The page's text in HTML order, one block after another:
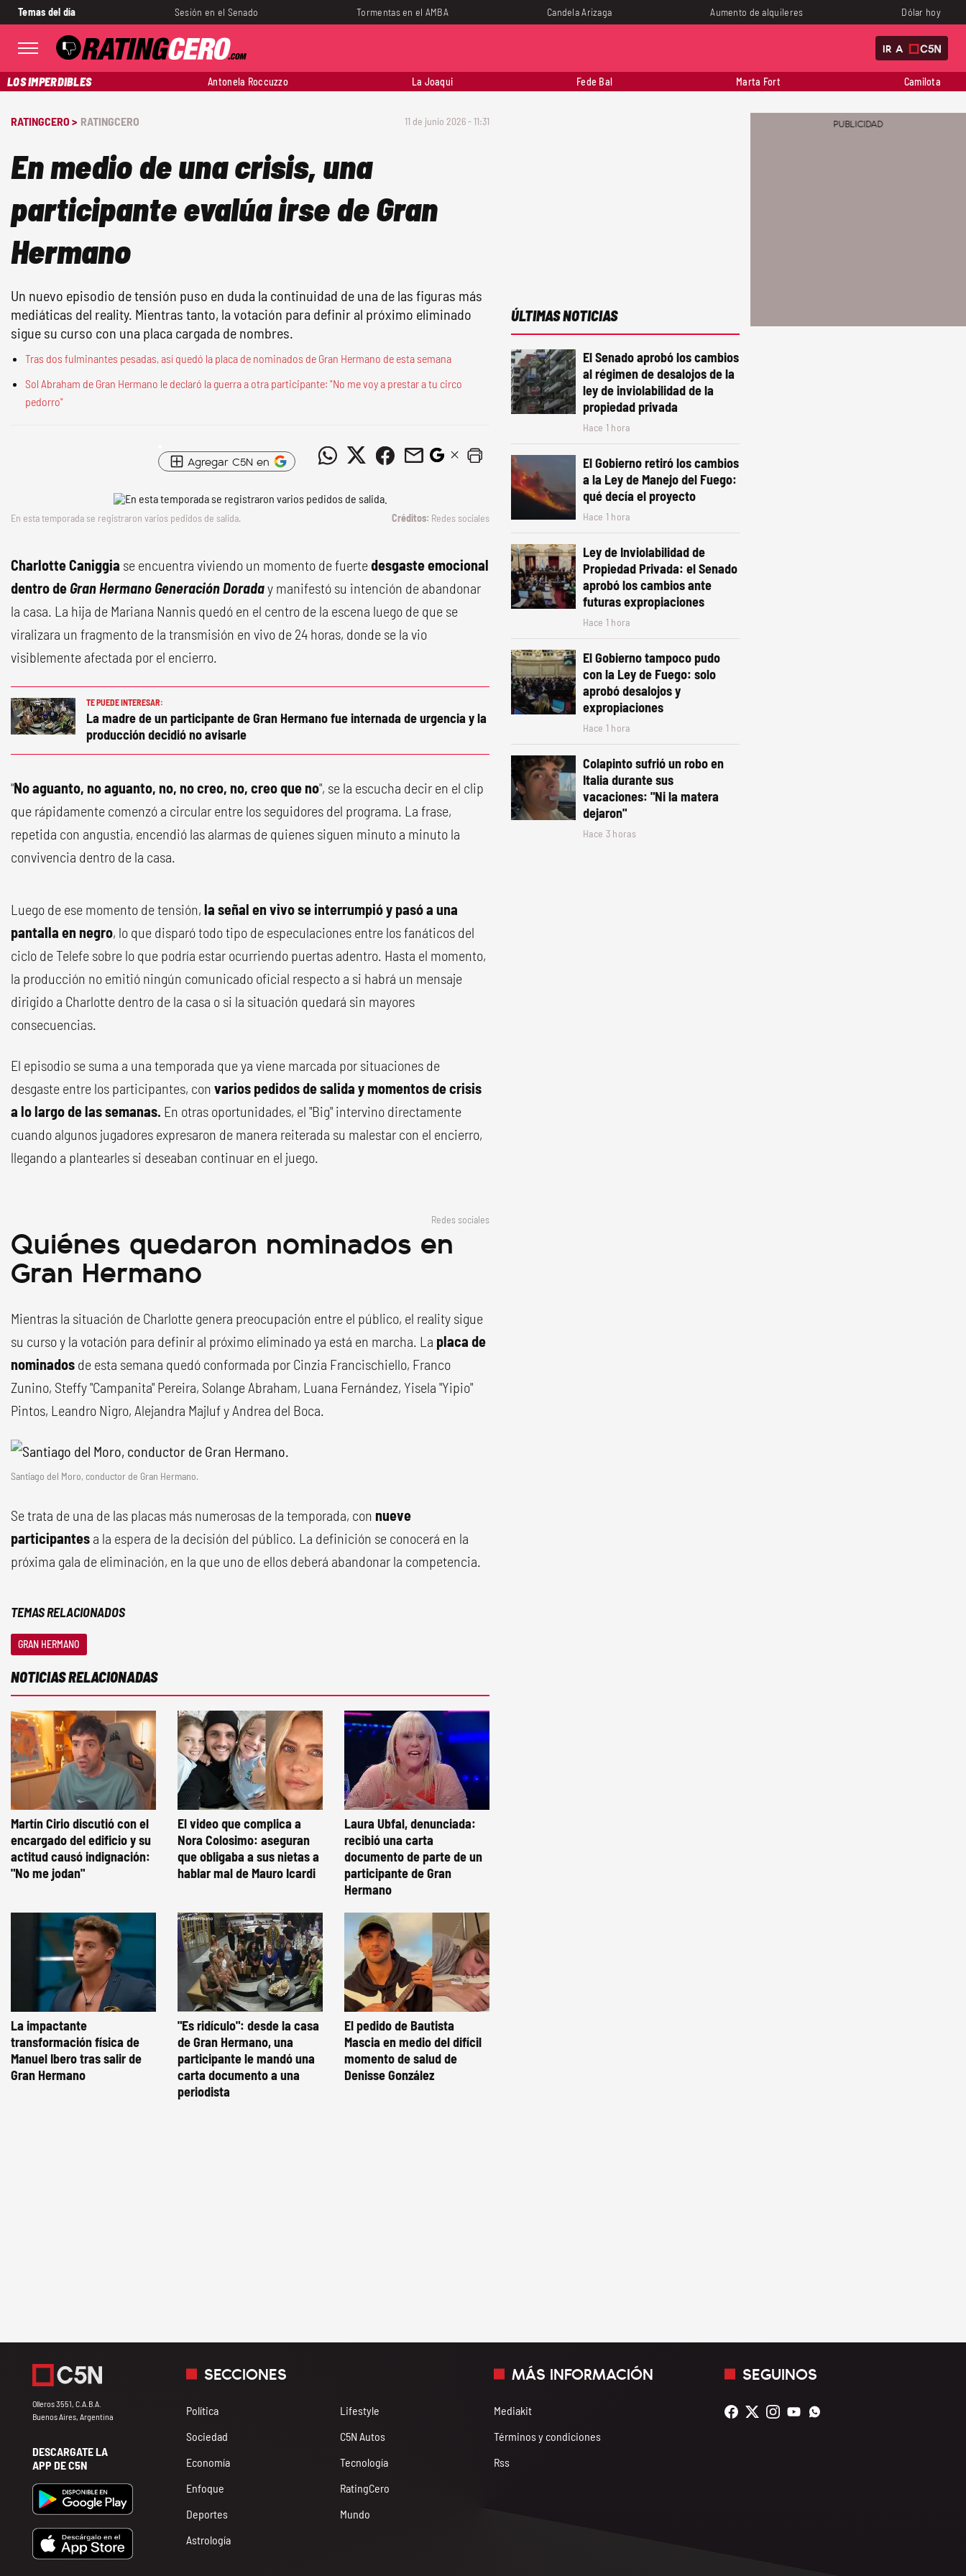
Temas del día Sesión en el Senado Tormentas en el AMBA Candela Arizaga Aumento de alquileres Dólar hoy
IR A
LOS IMPERDIBLES Antonela Roccuzzo La Joaqui Fede Bal Marta Fort Camilota
RATINGCERO > RATINGCERO 11 de junio 2026 - 11:31
En medio de una crisis, una
participante evalúa irse de Gran
Hermano
Un nuevo episodio de tensión puso en duda la continuidad de una de las figuras más
mediáticas del reality. Mientras tanto, la votación para definir al próximo eliminado
sigue su curso con una placa cargada de nombres.
Tras dos fulminantes pesadas, así quedó la placa de nominados de Gran Hermano de esta semana
Sol Abraham de Gran Hermano le declaró la guerra a otra participante: "No me voy a prestar a tu circo
pedorro"
Agregar C5N en
En esta temporada se registraron varios pedidos de salida. Redes sociales
Charlotte Caniggia se encuentra viviendo un momento de fuertedesgaste emocional
dentro de Gran Hermano Generación Doraday manifestó su intención de abandonar
la casa. La hija de Mariana Nannis quedó en el centro de la escena luego de que se
viralizara un fragmento de la transmisión en vivo de 24 horas, donde se la vio
visiblemente afectada por el encierro.
TE PUEDE INTERESAR:
La madre de un participante de Gran Hermano fue internada de urgencia y la
producción decidió no avisarle
"No aguanto, no aguanto, no, no creo, no, creo que no", se la escucha decir en el clip
que rápidamente comenzó a circular entre los seguidores del programa. La frase,
repetida con angustia, encendió las alarmas de quienes siguen minuto a minuto la
convivencia dentro de la casa.
Luego de ese momento de tensión, la señal en vivo se interrumpió y pasó a una
pantalla en negro, lo que disparó todo tipo de especulaciones entre los fanáticos del
ciclo de Telefe sobre lo que podría estar ocurriendo puertas adentro. Hasta el momento,
la producción no emitió ningún comunicado oficial respecto a si habrá un mensaje
dirigido a Charlotte dentro de la casa o si la situación quedará sin mayores
consecuencias.
El episodio se suma a una temporada que ya viene marcada por situaciones de
desgaste entre los participantes, con varios pedidos de salida y momentos de crisis
a lo largo de las semanas. En otras oportunidades, el "Big" intervino directamente
cuando algunos jugadores expresaron de manera reiterada su malestar con el encierro,
llegando a plantearles si deseaban continuar en el juego.
Redes sociales
Quiénes quedaron nominados en
Gran Hermano
Mientras la situación de Charlotte genera preocupación entre el público, el reality sigue
su curso y la votación para definir al próximo eliminado ya está en marcha. La placa de
nominados de esta semana quedó conformada por Cinzia Francischiello, Franco
Zunino, Steffy "Campanita" Pereira, Solange Abraham, Luana Fernández, Yisela "Yipio"
Pintos, Leandro Nigro, Alejandra Majluf y Andrea del Boca.
Santiago del Moro, conductor de Gran Hermano.
Se trata de una de las placas más numerosas de la temporada, con nueve
participantes a la espera de la decisión del público. La definición se conocerá en la
próxima gala de eliminación, en la que uno de ellos deberá abandonar la competencia.
TEMAS RELACIONADOS
GRAN HERMANO
NOTICIAS RELACIONADAS
Martín Cirio discutió con el
encargado del edificio y su
actitud causó indignación:
"No me jodan"
El video que complica a
Nora Colosimo: aseguran
que obligaba a sus nietas a
hablar mal de Mauro Icardi
Laura Ubfal, denunciada:
recibió una carta
documento de parte de un
participante de Gran
Hermano
La impactante
transformación física de
Manuel Ibero tras salir de
Gran Hermano
"Es ridículo": desde la casa
de Gran Hermano, una
participante le mandó una
carta documento a una
periodista
El pedido de Bautista
Mascia en medio del difícil
momento de salud de
Denisse González
ÚLTIMAS NOTICIAS
El Senado aprobó los cambios
al régimen de desalojos de la
ley de inviolabilidad de la
propiedad privada
Hace 1 hora
El Gobierno retiró los cambios
a la Ley de Manejo del Fuego:
qué decía el proyecto
Hace 1 hora
Ley de Inviolabilidad de
Propiedad Privada: el Senado
aprobó los cambios ante
futuras expropiaciones
Hace 1 hora
El Gobierno tampoco pudo
con la Ley de Fuego: solo
aprobó desalojos y
expropiaciones
Hace 1 hora
Colapinto sufrió un robo en
Italia durante sus
vacaciones: "Ni la matera
dejaron"
Hace 3 horas
Olleros 3551, C.A.B.A.
Buenos Aires, Argentina
DESCARGATE LA
APP DE C5N
SECCIONES
Política
Sociedad
Economía
Enfoque
Deportes
Astrología
Lifestyle
C5N Autos
Tecnología
RatingCero
Mundo
MÁS INFORMACIÓN
Mediakit
Términos y condiciones
Rss
SEGUINOS